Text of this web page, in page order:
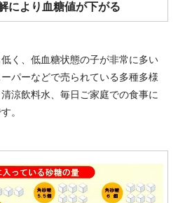
により血糖値が下がる
く、低血糖状態の子が非常に多い
パーなどで売られている多種多様
涼飲料水、毎日ご家庭での食事に
。